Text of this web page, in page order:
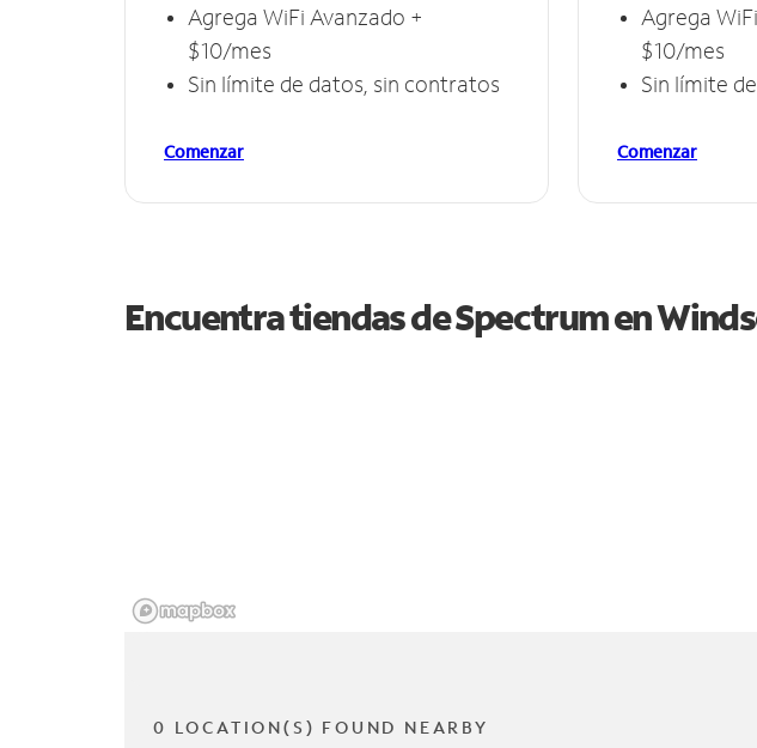
Agrega WiFi Avanzado +
$10/mes
Sin límite de datos, sin contratos
Comenzar
Agrega
$10/mes
Sin límite
Comenzar
Encuentra tiendas de Spectrum en
0 LOCATION(S) FOUND NEARBY